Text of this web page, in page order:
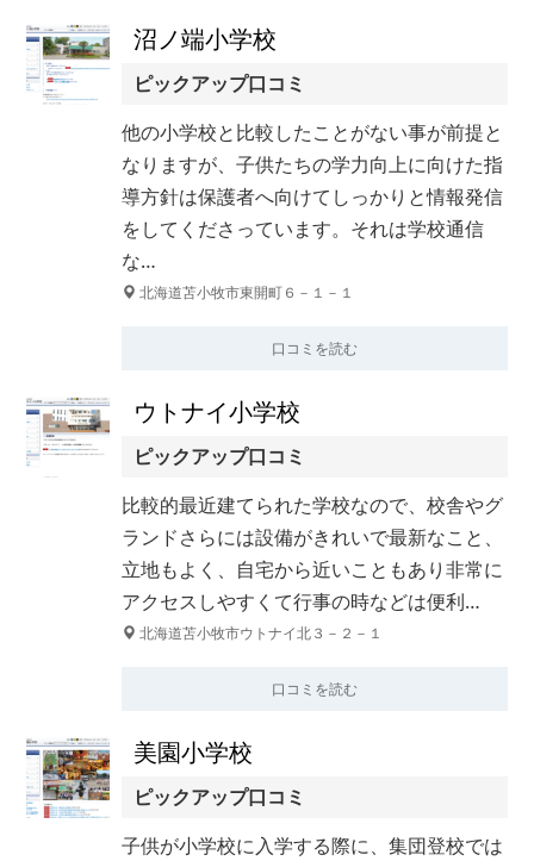
沼ノ端小学校
ピックアップ口コミ
他の小学校と比較したことがない事が前提と
なりますが、子供たちの学力向上に向けた指
導方針は保護者へ向けてしっかりと情報発信
をしてくださっています。それは学校通信
な…
北海道苫小牧市東開町６－１－１
口コミを読む
ウトナイ小学校
ピックアップ口コミ
比較的最近建てられた学校なので、校舎やグ
ランドさらには設備がきれいで最新なこと、
立地もよく、自宅から近いこともあり非常に
アクセスしやすくて行事の時などは便利…
北海道苫小牧市ウトナイ北３－２－１
口コミを読む
美園小学校
ピックアップ口コミ
子供が小学校に入学する際に、集団登校では